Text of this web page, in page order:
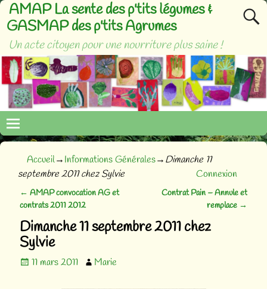
AMAP La sente des p'tits légumes &
GASMAP des p'tits Agrumes
Un acte citoyen pour une nourriture plus saine !
Accueil→Informations Générales→Dimanche 11
septembre 2011 chez Sylvie
Connexion
Navigation des articles
← AMAP convocation AG et
contrats 2011 2012
Contrat Pain – Annule et
remplace →
Dimanche 11 septembre 2011 chez
Sylvie
11 mars 2011 Marie